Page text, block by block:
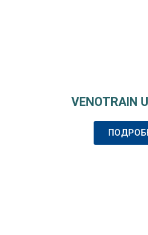
VENOTRAIN